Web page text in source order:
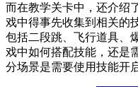
而在教学关卡中，还介绍
戏中得事先收集到相关的
包括二段跳、飞行道具、
戏中如何搭配技能，还是
分场景是需要使用技能开